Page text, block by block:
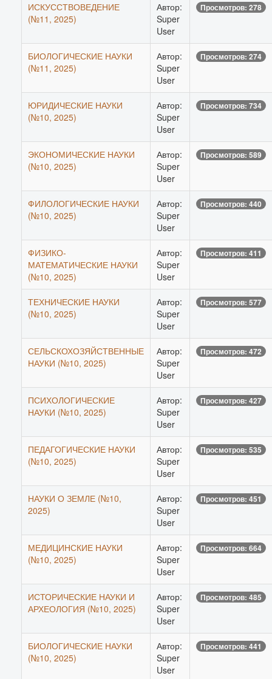
ИСКУССТВОВЕДЕНИЕ
(№11, 2025)
Автор:
Super
User
Просмотров: 278
БИОЛОГИЧЕСКИЕ НАУКИ
(№11, 2025)
Автор:
Super
User
Просмотров: 274
ЮРИДИЧЕСКИЕ НАУКИ
(№10, 2025)
Автор:
Super
User
Просмотров: 734
ЭКОНОМИЧЕСКИЕ НАУКИ
(№10, 2025)
Автор:
Super
User
Просмотров: 589
ФИЛОЛОГИЧЕСКИЕ НАУКИ
(№10, 2025)
Автор:
Super
User
Просмотров: 440
ФИЗИКО-
МАТЕМАТИЧЕСКИЕ НАУКИ
(№10, 2025)
Автор:
Super
User
Просмотров: 411
ТЕХНИЧЕСКИЕ НАУКИ
(№10, 2025)
Автор:
Super
User
Просмотров: 577
СЕЛЬСКОХОЗЯЙСТВЕННЫЕ
НАУКИ (№10, 2025)
Автор:
Super
User
Просмотров: 472
ПСИХОЛОГИЧЕСКИЕ
НАУКИ (№10, 2025)
Автор:
Super
User
Просмотров: 427
ПЕДАГОГИЧЕСКИЕ НАУКИ
(№10, 2025)
Автор:
Super
User
Просмотров: 535
НАУКИ О ЗЕМЛЕ (№10,
2025)
Автор:
Super
User
Просмотров: 451
МЕДИЦИНСКИЕ НАУКИ
(№10, 2025)
Автор:
Super
User
Просмотров: 664
ИСТОРИЧЕСКИЕ НАУКИ И
АРХЕОЛОГИЯ (№10, 2025)
Автор:
Super
User
Просмотров: 485
БИОЛОГИЧЕСКИЕ НАУКИ
(№10, 2025)
Автор:
Super
User
Просмотров: 441